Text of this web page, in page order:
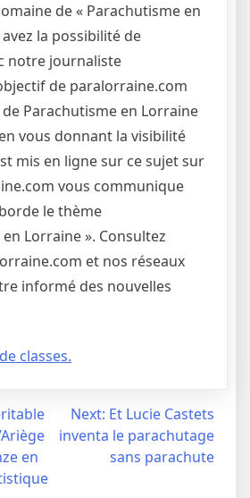
de « Parachutisme en
la possibilité de
notre journaliste
de paralorraine.com
Parachutisme en Lorraine
vous donnant la visibilité
mis en ligne sur ce sujet sur
vous communique
le thème
Lorraine ». Consultez
et nos réseaux
informé des nouvelles
classes.
en
Next: Et Lucie Castets
inventa le parachutage
sans parachute